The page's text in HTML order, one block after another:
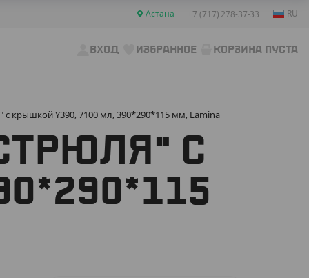
Астана +7 (717) 278-37-33 RU
ВХОД ИЗБРАННОЕ КОРЗИНА ПУСТА
крышкой Y390, 7100 мл, 390*290*115 мм, Lamina
С